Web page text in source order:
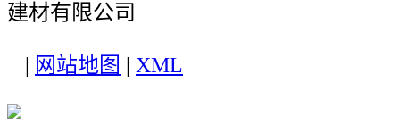
建材有限公司
网站地图 XML